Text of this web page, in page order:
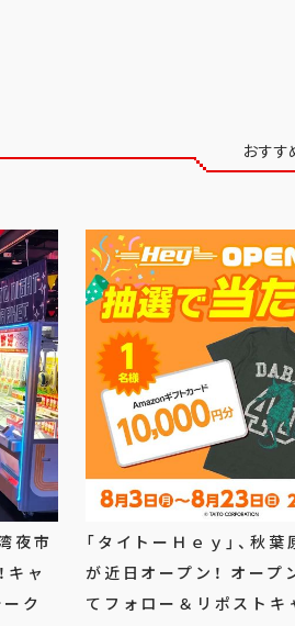
おすす
夜市
キャ
ク
「タイトーＨｅｙ」、秋
が近日オープン！ オープ
てフォロー＆リポストキ